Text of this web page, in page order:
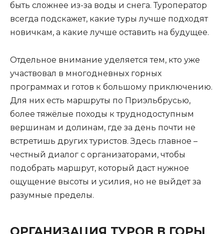
быть сложнее из-за воды и снега. Туроператор
всегда подскажет, какие туры лучше подходят
новичкам, а какие лучше оставить на будущее.
Отдельное внимание уделяется тем, кто уже
участвовал в многодневных горных
программах и готов к большому приключению.
Для них есть маршруты по Приэльбрусью,
более тяжёлые походы к труднодоступным
вершинам и долинам, где за день почти не
встретишь других туристов. Здесь главное –
честный диалог с организаторами, чтобы
подобрать маршрут, который даст нужное
ощущение высоты и усилия, но не выйдет за
разумные пределы.